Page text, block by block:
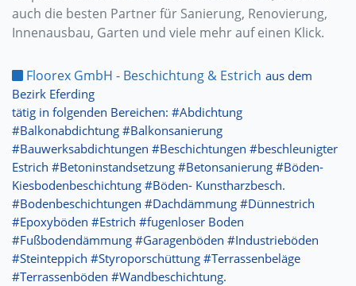
auch die besten Partner für Sanierung, Renovierung,
Innenausbau, Garten und viele mehr auf einen Klick.
Floorex GmbH - Beschichtung & Estrich aus dem
Bezirk Eferding
tätig in folgenden Bereichen: #Abdichtung
#Balkonabdichtung #Balkonsanierung
#Bauwerksabdichtungen #Beschichtungen #beschleunigter
Estrich #Betoninstandsetzung #Betonsanierung #Böden-
Kiesbodenbeschichtung #Böden- Kunstharzbesch.
#Bodenbeschichtungen #Dachdämmung #Dünnestrich
#Epoxyböden #Estrich #fugenloser Boden
#Fußbodendämmung #Garagenböden #Industrieböden
#Steinteppich #Styroporschüttung #Terrassenbeläge
#Terrassenböden #Wandbeschichtung.